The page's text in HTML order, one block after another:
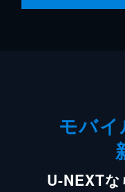
モバ
U-NEXT